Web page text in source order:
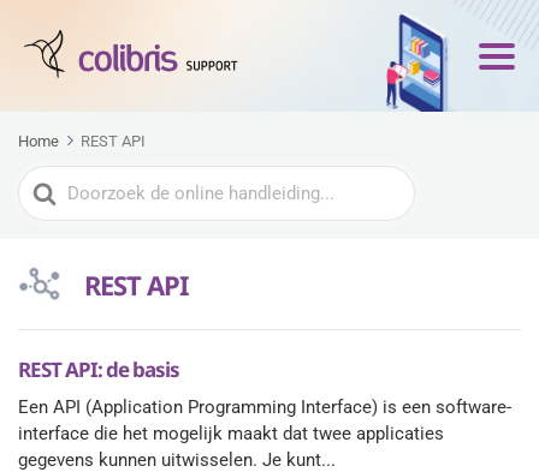
Home REST API
Zoeken
naar
REST API
REST API: de basis
Een API (Application Programming Interface) is een software-
interface die het mogelijk maakt dat twee applicaties
gegevens kunnen uitwisselen. Je kunt...